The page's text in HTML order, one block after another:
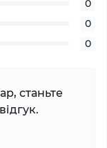
0
0
0
станьте